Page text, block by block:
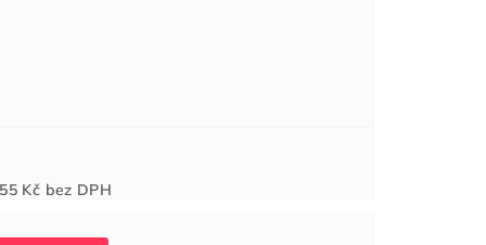
Kč bez DPHcena: